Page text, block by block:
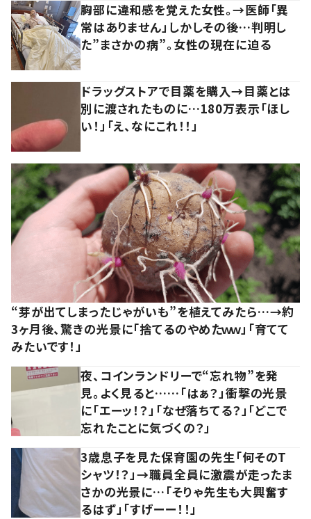
胸部に違和感を覚えた女性。→医師「異
常はありません」しかしその後…判明し
た”まさかの病”。女性の現在に迫る
ドラッグストアで目薬を購入→目薬とは
別に渡されたものに…180万表示「ほし
い！」「え、なにこれ！！」
“芽が出てしまったじゃがいも”を植えてみたら…→約
3ヶ月後、驚きの光景に「捨てるのやめたｗｗ」「育てて
みたいです！」
夜、コインランドリーで“忘れ物”を発
見。よく見ると……「はぁ？」衝撃の光景
に「エーッ！？」「なぜ落ちてる？」「どこで
忘れたことに気づくの？」
3歳息子を見た保育園の先生「何そのT
シャツ！？」→職員全員に激震が走ったま
さかの光景に…「そりゃ先生も大興奮す
るはず」「すげーー！！」